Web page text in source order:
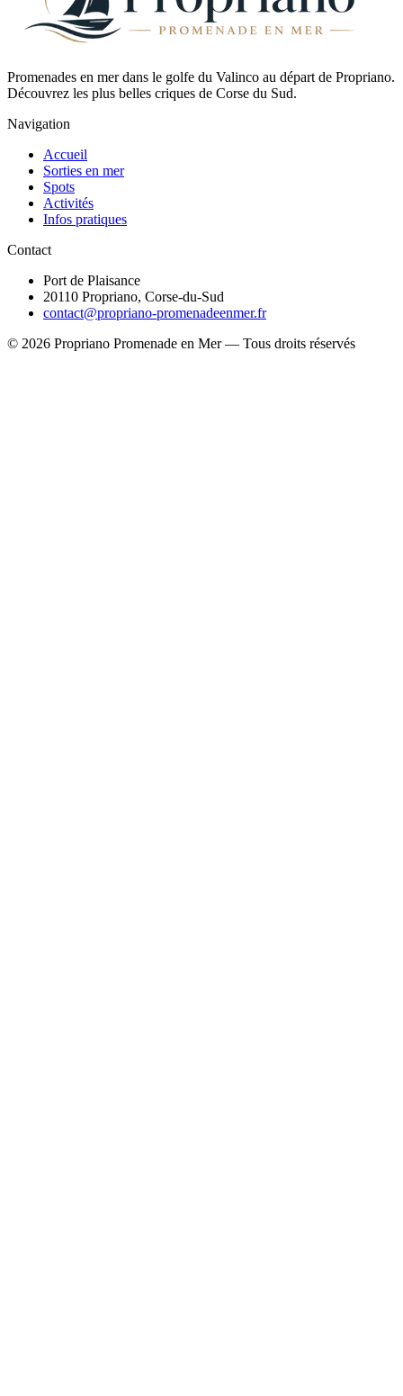
Promenades en mer dans le golfe du Valinco au départ de Propriano.
Découvrez les plus belles criques de Corse du Sud.
Navigation
Accueil
Sorties en mer
Spots
Activités
Infos pratiques
Contact
Port de Plaisance
20110 Propriano, Corse-du-Sud
contact@propriano-promenadeenmer.fr
© 2026 Propriano Promenade en Mer — Tous droits réservés